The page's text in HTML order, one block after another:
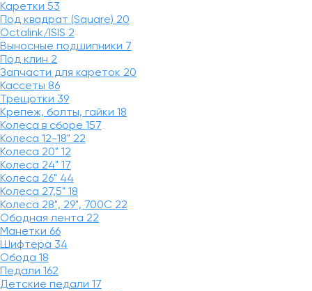
Каретки 53
Под квадрат (Square) 20
Octalink/ISIS 2
Выносные подшипники 7
Под клин 2
Запчасти для кареток 20
Кассеты 86
Трещотки 39
Крепеж, болты, гайки 18
Колеса в сборе 157
Колеса 12-18" 22
Колеса 20" 12
Колеса 24" 17
Колеса 26" 44
Колеса 27,5" 18
Колеса 28", 29", 700С 22
Ободная лента 22
Манетки 66
Шифтера 34
Обода 18
Педали 162
Детские педали 17